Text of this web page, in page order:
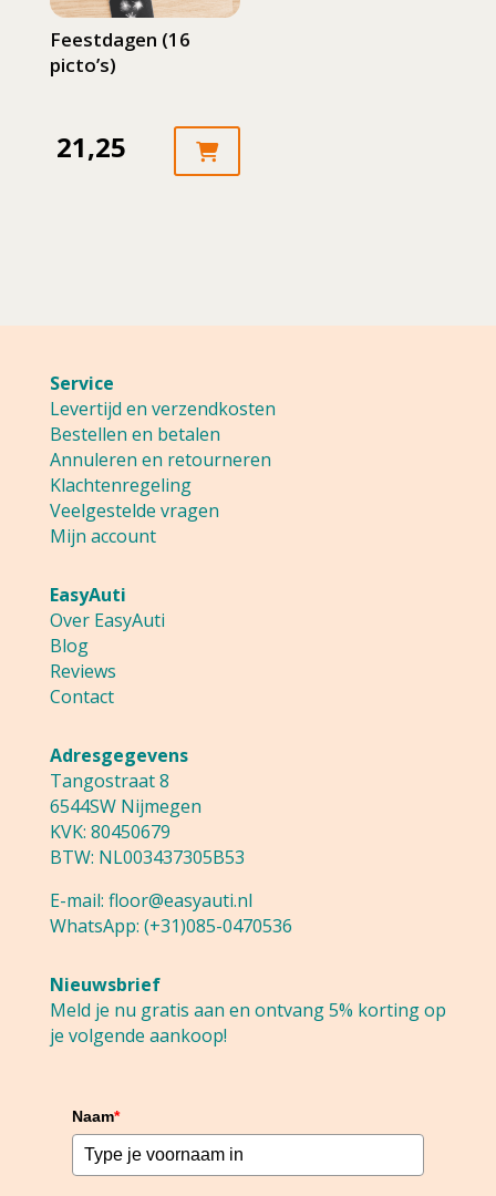
Feestdagen (16
picto’s)
21,25
Service
Levertijd en verzendkosten
Bestellen en betalen
Annuleren en retourneren
Klachtenregeling
Veelgestelde vragen
Mijn account
EasyAuti
Over EasyAuti
Blog
Reviews
Contact
Adresgegevens
Tangostraat 8
6544SW Nijmegen
KVK: 80450679
BTW: NL003437305B53
E-mail: floor@easyauti.nl
WhatsApp: (+31)085-0470536
Nieuwsbrief
Meld je nu gratis aan en ontvang 5% korting op
je volgende aankoop!
Naam*